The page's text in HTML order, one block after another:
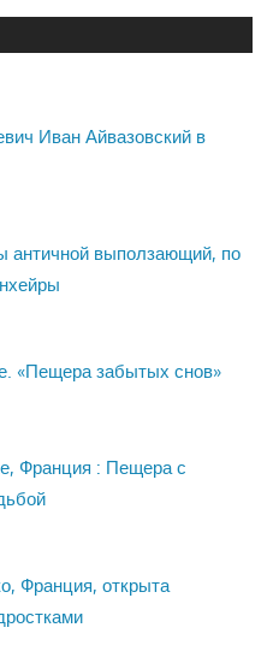
Иван Айвазовский в
античной выползающий, по
«Пещера забытых снов»
Франция : Пещера с
Франция, открыта